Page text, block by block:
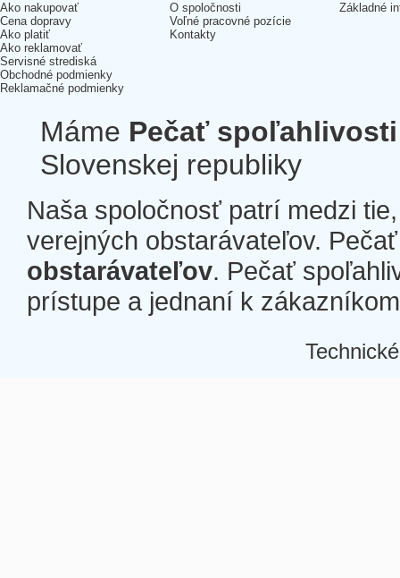
Ako nakupovať
Cena dopravy
Ako platiť
Ako reklamovať
Servisné strediská
Obchodné podmienky
Reklamačné podmienky
O spoločnosti
Voľné pracovné pozície
Kontakty
Základné
Máme Pečať spoľahlivosti
Slovenskej republiky
Naša spoločnosť patrí medzi
verejných obstarávateľov.
obstarávateľov. Pečať
prístupe a jednaní k